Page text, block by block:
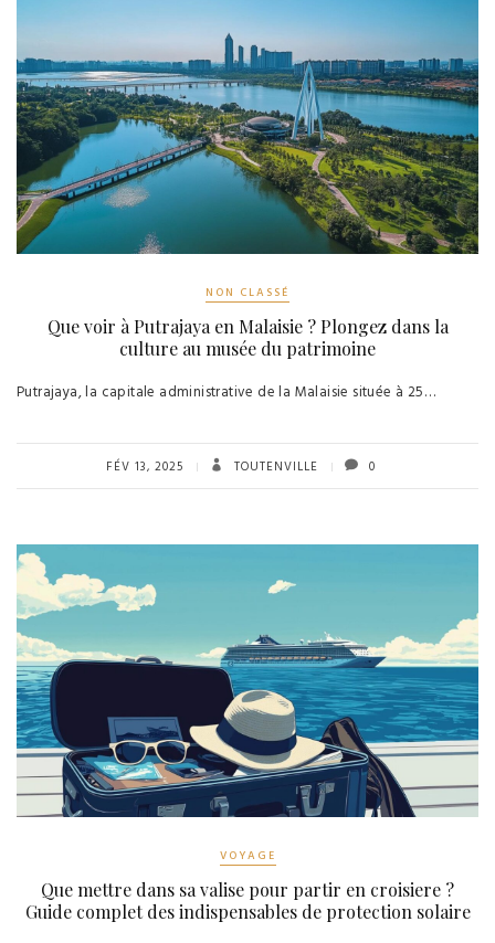
NON CLASSÉ
Que voir à Putrajaya en Malaisie ? Plongez dans la
culture au musée du patrimoine
Putrajaya, la capitale administrative de la Malaisie située à 25…
FÉV 13, 2025 TOUTENVILLE 0
VOYAGE
Que mettre dans sa valise pour partir en croisiere ?
Guide complet des indispensables de protection solaire